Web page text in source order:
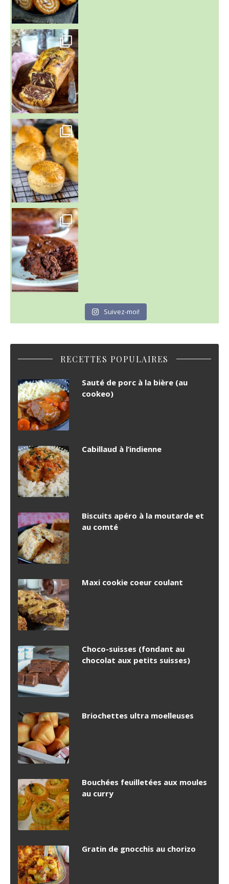
~ BUNS MAISON ~
Un peu de boulange par ici au
~ GÂTEAU FONDANT CHOCO NOISETTE ~
C'est lundi
Suivez-moi!
RECETTES POPULAIRES
Sauté de porc à la bière (au
cookeo)
Cabillaud à l’indienne
Biscuits apéro à la moutarde et
au comté
Maxi cookie coeur coulant
Choco-suisses (fondant au
chocolat aux petits suisses)
Briochettes ultra moelleuses
Bouchées feuilletées aux moules
au curry
Gratin de gnocchis au chorizo